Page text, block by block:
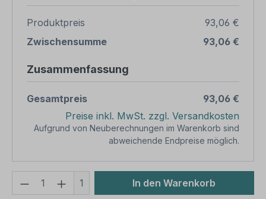
Produktpreis
93,06 €
Zwischensumme
93,06 €
Zusammenfassung
Gesamtpreis
93,06 €
Preise inkl. MwSt. zzgl. Versandkosten
Aufgrund von Neuberechnungen im Warenkorb sind
abweichende Endpreise möglich.
Produkt Anzahl: Gib den
1 In den Warenkorb